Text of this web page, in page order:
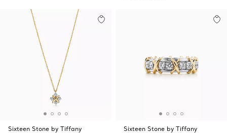
Sixteen Stone by Tiffany
Sixteen Stone by Tiffany